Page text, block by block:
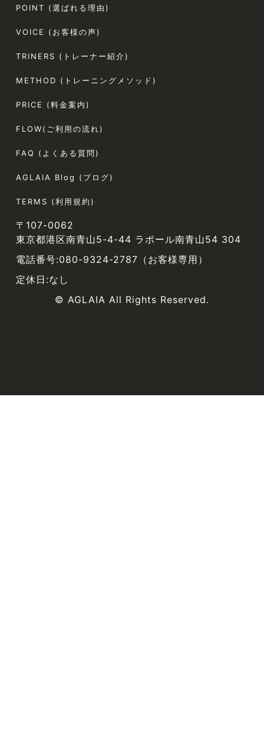
POINT (選ばれる理由)
VOICE (お客様の声)
TRINERS (トレーナー紹介)
METHOD (トレーニングメソッド)
PRICE (料金案内)
FLOW(ご利用の流れ)
FAQ (よくある質問)
AGLAIA Blog (ブログ)
TERMS (利用規約)
〒107-0062
東京都港区南青山5-4-44 ラポール南青山54 304
電話番号:080-9324-2787（お客様専用）
定休日:なし
© AGLAIA All Rights Reserved.